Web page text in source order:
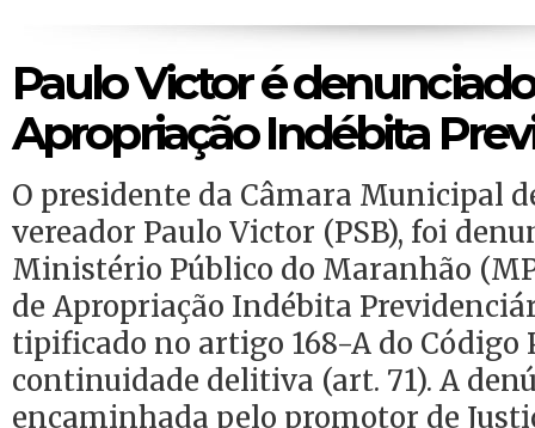
Paulo Victor é
Apropriação Indébita
O presidente da Câmara Municipal
vereador Paulo Victor (PSB), foi
Ministério Público do Maranhão
de Apropriação Indébita
tipificado no artigo 168-A do Código
continuidade delitiva (art. 71). A
encaminhada pelo promotor de